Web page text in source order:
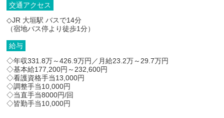
交通アクセス
◇JR 大垣駅 バスで14分
（宿地バス停より徒歩1分）
給与
◇年収331.8万～426.9万円／月給23.2万～29.7万円
◇基本給177,200円～232,600円
◇看護資格手当13,000円
◇調整手当10,000円
◇当直手当8000円/回
◇皆勤手当10,000円